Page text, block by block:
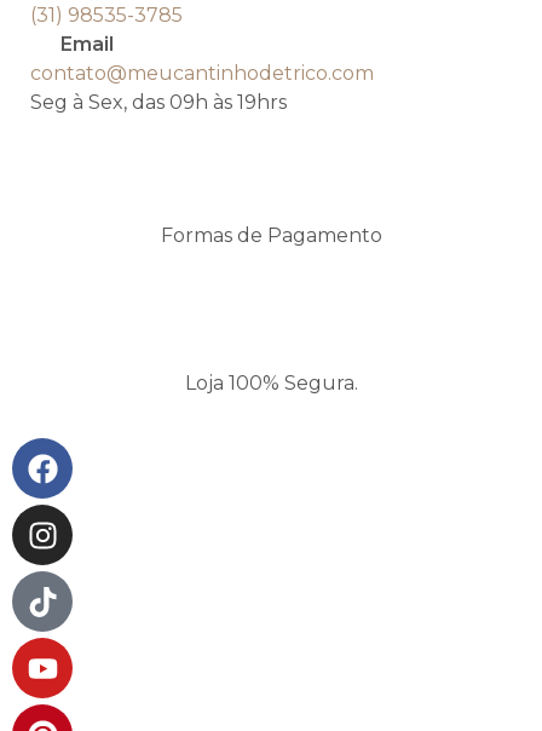
(31) 98535-3785
Email
contato@meucantinhodetrico.com
Seg à Sex, das 09h às 19hrs
Formas de Pagamento
Loja 100% Segura.
Facebook
Instagram
Tiktok
Youtube
Pinterest